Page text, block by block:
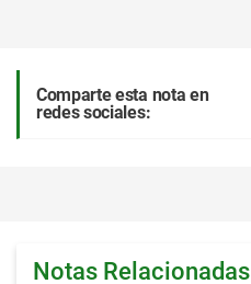
Comparte esta nota en
redes sociales:
Notas Relacionadas